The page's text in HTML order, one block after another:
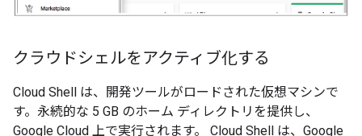
クラウドシェルをアクティブ化する
Cloud Shell は、開発ツールがロードされた仮想マシンで
す。永続的な 5 GB のホーム ディレクトリを提供し、
Google Cloud 上で実行されます。 Cloud Shell は、Google